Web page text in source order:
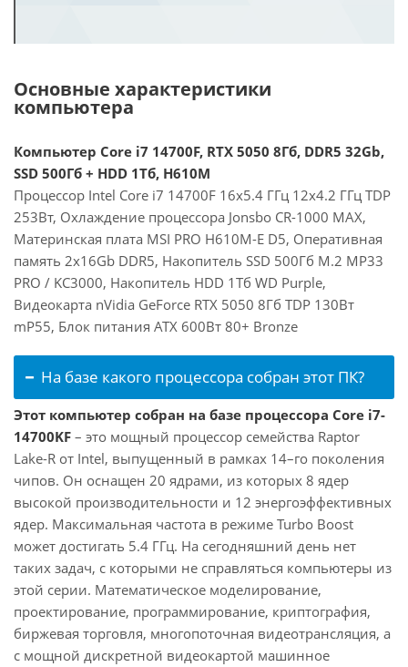
Основные характеристики
компьютера
Компьютер Core i7 14700F, RTX 5050 8Гб, DDR5 32Gb,
SSD 500Гб + HDD 1Тб, H610M
Процессор Intel Core i7 14700F 16x5.4 ГГц 12x4.2 ГГц TDP
253Вт, Охлаждение процессора Jonsbo CR-1000 MAX,
Материнская плата MSI PRO H610M-E D5, Оперативная
память 2x16Gb DDR5, Накопитель SSD 500Гб M.2 MP33
PRO / KC3000, Накопитель HDD 1Тб WD Purple,
Видеокарта nVidia GeForce RTX 5050 8Гб TDP 130Вт
mP55, Блок питания ATX 600Вт 80+ Bronze
На базе какого процессора собран этот ПК?
Этот компьютер собран на базе процессора Core i7-
14700KF – это мощный процессор семейства Raptor
Lake-R от Intel, выпущенный в рамках 14–го поколения
чипов. Он оснащен 20 ядрами, из которых 8 ядер
высокой производительности и 12 энергоэффективных
ядер. Максимальная частота в режиме Turbo Boost
может достигать 5.4 ГГц. На сегодняшний день нет
таких задач, с которыми не справляться компьютеры из
этой серии. Математическое моделирование,
проектирование, программирование, криптография,
биржевая торговля, многопоточная видеотрансляция, а
с мощной дискретной видеокартой машинное